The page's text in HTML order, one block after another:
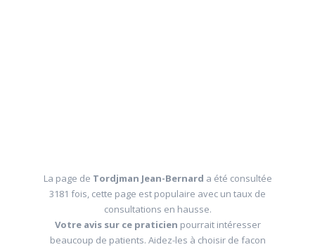
La page de Tordjman Jean-Bernard a été consultée
3181 fois, cette page est populaire avec un taux de
consultations en hausse.
Votre avis sur ce praticien pourrait intéresser
beaucoup de patients. Aidez-les à choisir de facon